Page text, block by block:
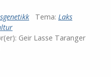
Tema: Laks
Geir Lasse Taranger